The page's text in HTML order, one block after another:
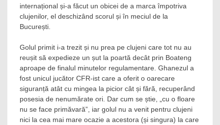
internațional și-a făcut un obicei de a marca împotriva
clujenilor, el deschizând scorul și în meciul de la
București.
Golul primit i-a trezit și nu prea pe clujeni care tot nu au
reușit să expedieze un șut la poartă decât prin Boateng
aproape de finalul minutelor regulamentare. Ghanezul a
fost unicul jucător CFR-ist care a oferit o oarecare
siguranță atât cu mingea la picior cât și fără, recuperând
posesia de nenumărate ori. Dar cum se știe, „cu o floare
nu se face primăvară”, iar golul nu a venit pentru clujeni
nici la cea mai mare ocazie a acestora (și singura) la care